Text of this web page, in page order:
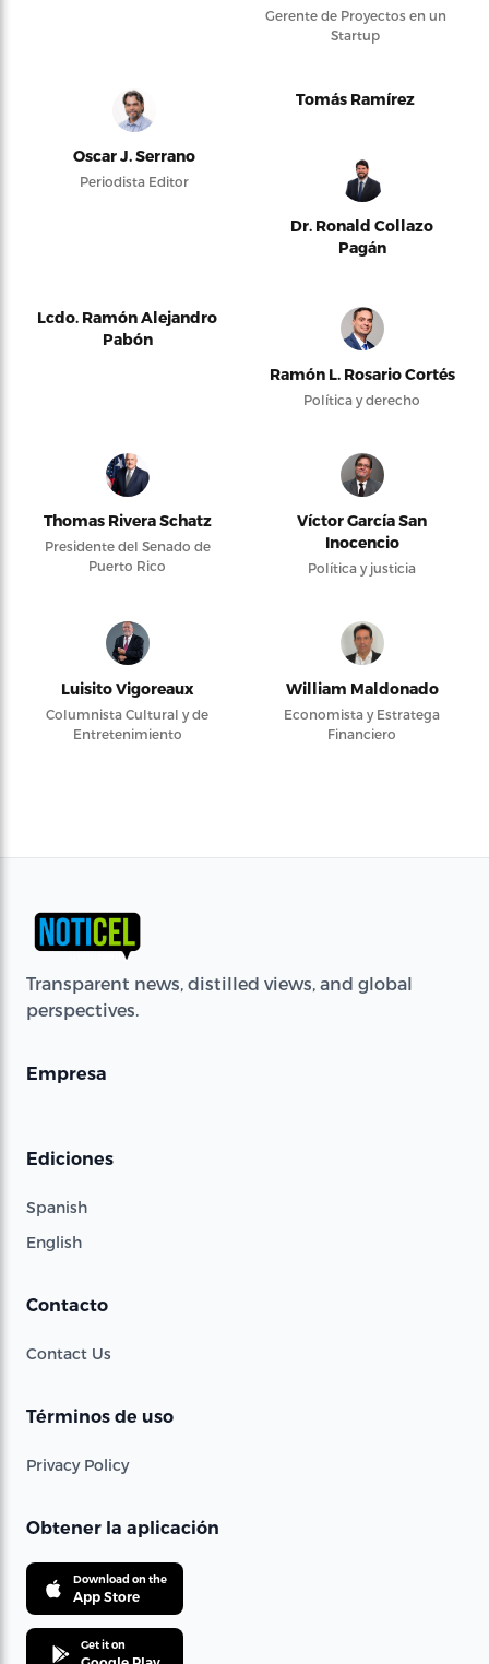
Gerente de Proyectos en un
Startup
Oscar J. Serrano
Periodista Editor
Tomás Ramírez
Dr. Ronald Collazo
Pagán
Lcdo. Ramón Alejandro
Pabón
Ramón L. Rosario Cortés
Política y derecho
Thomas Rivera Schatz
Presidente del Senado de
Puerto Rico
Víctor García San
Inocencio
Política y justicia
Luisito Vigoreaux
Columnista Cultural y de
Entretenimiento
William Maldonado
Economista y Estratega
Financiero
Transparent news, distilled views, and global
perspectives.
Empresa
Ediciones
Spanish
English
Contacto
Contact Us
Términos de uso
Privacy Policy
Obtener la aplicación
Download on the
App Store
Get it on